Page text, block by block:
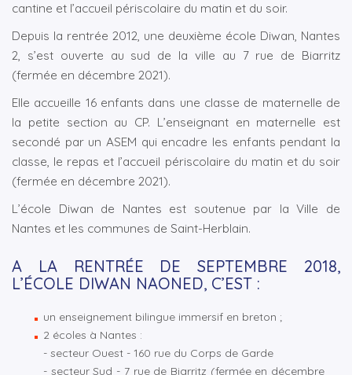
cantine et l’accueil périscolaire du matin et du soir.
Depuis la rentrée 2012, une deuxième école Diwan, Nantes
2, s’est ouverte au sud de la ville au 7 rue de Biarritz
(fermée en décembre 2021).
Elle accueille 16 enfants dans une classe de maternelle de
la petite section au CP. L’enseignant en maternelle est
secondé par un ASEM qui encadre les enfants pendant la
classe, le repas et l’accueil périscolaire du matin et du soir
(fermée en décembre 2021).
L’école Diwan de Nantes est soutenue par la Ville de
Nantes et les communes de Saint-Herblain.
A LA RENTRÉE DE SEPTEMBRE 2018,
L’ÉCOLE DIWAN NAONED, C’EST :
un enseignement bilingue immersif en breton ;
2 écoles à Nantes :
- secteur Ouest - 160 rue du Corps de Garde
- secteur Sud - 7 rue de Biarritz (fermée en décembre